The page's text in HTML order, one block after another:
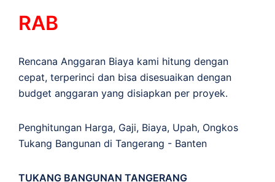
RAB
Rencana Anggaran Biaya kami hitung dengan
cepat, terperinci dan bisa disesuaikan dengan
budget anggaran yang disiapkan per proyek.
Penghitungan Harga, Gaji, Biaya, Upah, Ongkos
Tukang Bangunan di Tangerang - Banten
TUKANG BANGUNAN TANGERANG